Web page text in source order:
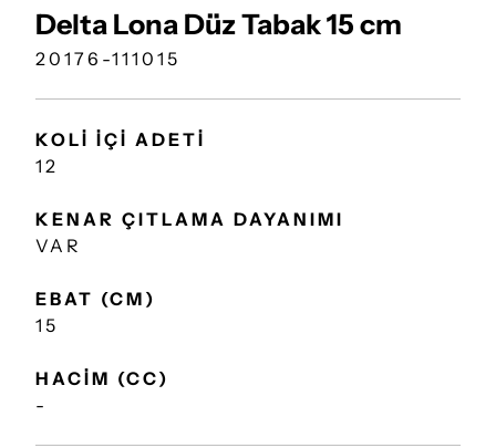
Delta Lona Düz Tabak 15 cm
20176-111015
KOLİ İÇİ ADETİ
12
KENAR ÇITLAMA DAYANIMI
VAR
EBAT (CM)
15
HACİM (CC)
-